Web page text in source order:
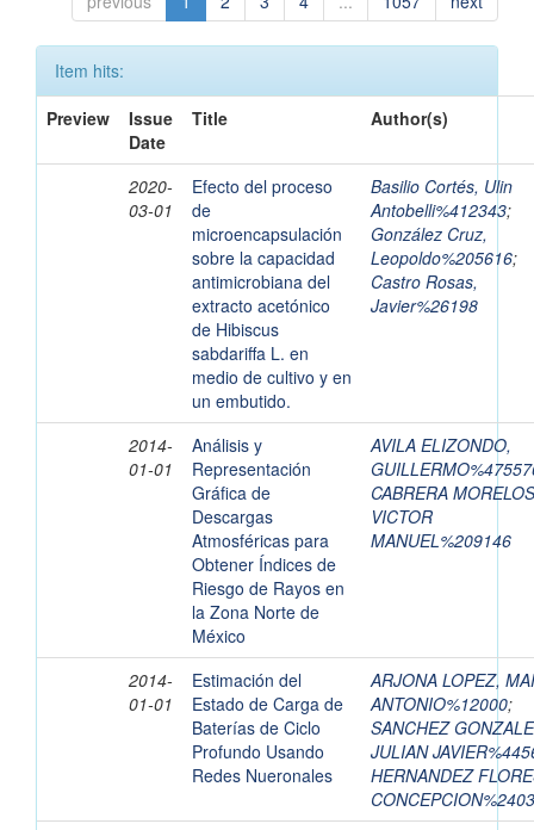
Item hits:
Preview
Issue
Date
Title Author(s)
2020-
03-01
Efecto del proceso
de
microencapsulación
sobre la capacidad
antimicrobiana del
extracto acetónico
de Hibiscus
sabdariffa L. en
medio de cultivo y en
un embutido.
Basilio Cortés, Ulin
Antobelli%412343;
González Cruz,
Leopoldo%205616;
Castro Rosas,
Javier%26198
2014-
01-01
Análisis y
Representación
Gráfica de
Descargas
Atmosféricas para
Obtener Índices de
Riesgo de Rayos en
la Zona Norte de
México
AVILA ELIZONDO,
CABRERA
VICTOR
MANUEL%209146
2014-
01-01
Estimación del
Estado de Carga de
Baterías de Ciclo
Profundo Usando
Redes Nueronales
ARJONA LOPEZ,
ANTONIO%12000;
SANCHEZ
JULIAN
HERNANDEZ